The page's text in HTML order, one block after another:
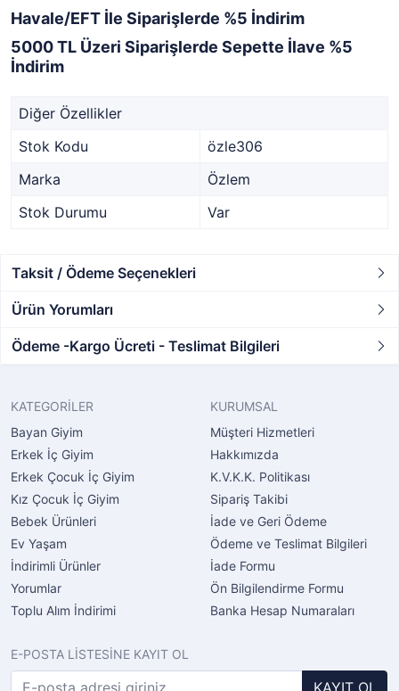
Havale/EFT İle Siparişlerde %5 İndirim
5000 TL Üzeri Siparişlerde Sepette İlave %5
İndirim
Diğer Özellikler
Stok Kodu
özle306
Marka
Özlem
Stok Durumu
Var
Taksit / Ödeme Seçenekleri
Ürün Yorumları
Ödeme -Kargo Ücreti - Teslimat Bilgileri
KATEGORİLER
Bayan Giyim
Erkek İç Giyim
Erkek Çocuk İç Giyim
Kız Çocuk İç Giyim
Bebek Ürünleri
Ev Yaşam
İndirimli Ürünler
Yorumlar
Toplu Alım İndirimi
KURUMSAL
Müşteri Hizmetleri
Hakkımızda
K.V.K.K. Politikası
Sipariş Takibi
İade ve Geri Ödeme
Ödeme ve Teslimat Bilgileri
İade Formu
Ön Bilgilendirme Formu
Banka Hesap Numaraları
E-POSTA LİSTESİNE KAYIT OL
KAYIT OL